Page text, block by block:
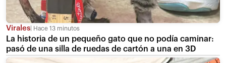
Virales Hace 13 minutos
La historia de un pequeño gato que no podía caminar:
pasó de una silla de ruedas de cartón a una en 3D